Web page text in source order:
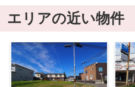
エリアの近い物件